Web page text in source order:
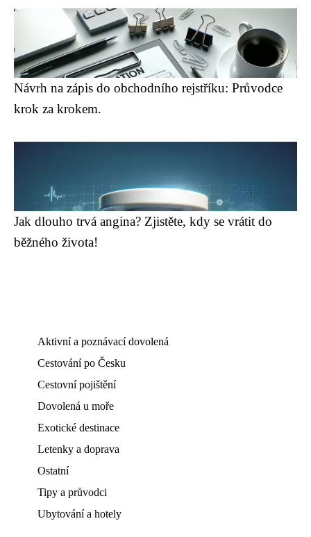
Návrh na zápis do obchodního rejstříku: Průvodce
krok za krokem.
Jak dlouho trvá angina? Zjistěte, kdy se vrátit do
běžného života!
Aktivní a poznávací dovolená
Cestování po Česku
Cestovní pojištění
Dovolená u moře
Exotické destinace
Letenky a doprava
Ostatní
Tipy a průvodci
Ubytování a hotely